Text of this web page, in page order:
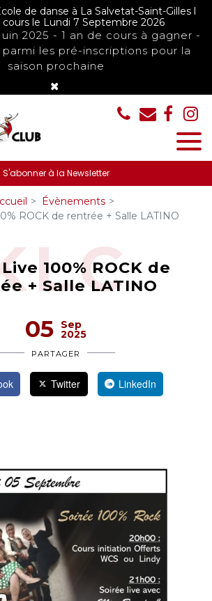
de danse à La Salvetat-Saint-Gilles l
cours le Lundi 7 Septembre 2026
2025 - 1 an de cours à gagner -
les pré-inscriptions pour la
saison prochaine
×
S'abonner à la Newsletter
Évènements
ROCK de rentrée + Salle LATINO
100% ROCK de
+ Salle LATINO
05 Sep
2025
PARTAGER
Twitter LinkedIn
cookies